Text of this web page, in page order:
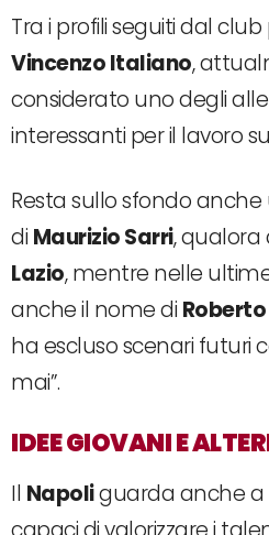
Tra i profili seguiti dal
Vincenzo Italiano,
considerato uno degli
interessanti per il lavoro
Resta sullo sfondo anche
di Maurizio Sarri, qualora
Lazio, mentre nelle
anche il nome di
ha escluso scenari futuri
mai”.
IDEE GIOVANI E
Il Napoliguarda anche a